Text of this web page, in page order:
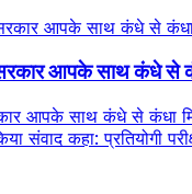
आपके साथ कंधे से
आपके साथ कंधे से कंधा
संवाद कहा: प्रतियोगी